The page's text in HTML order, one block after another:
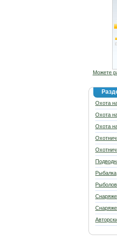
Можете
Охота
Охота
Охота
Рыбалка